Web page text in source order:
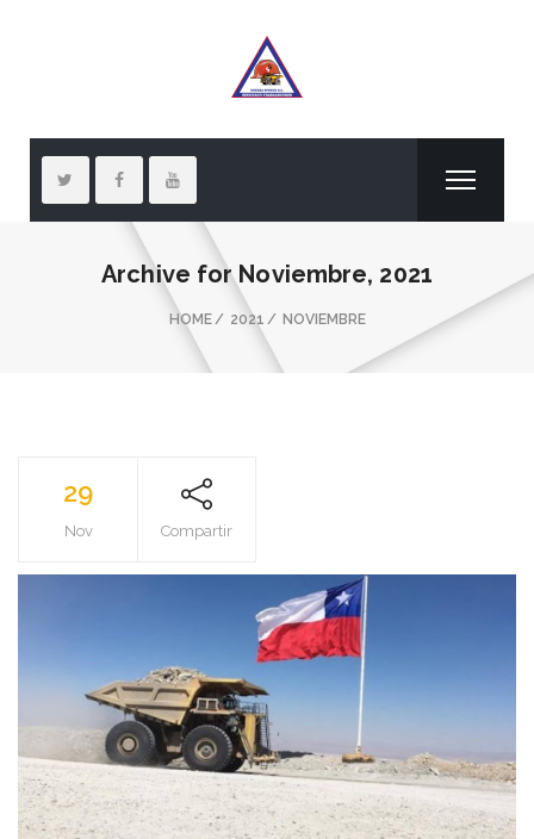
Archive forNoviembre, 2021
HOME 2021 NOVIEMBRE
29
Nov Compartir